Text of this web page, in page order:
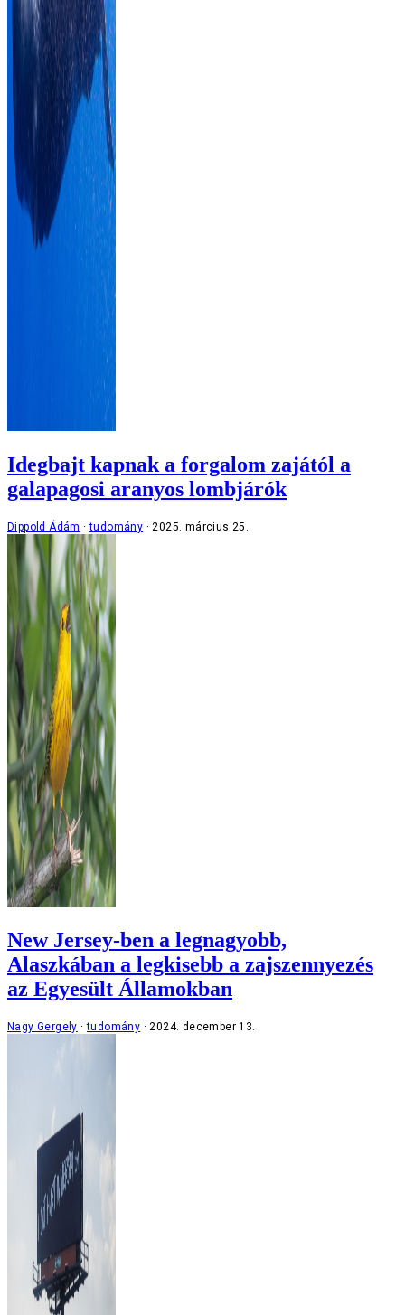
Idegbajt kapnak a forgalom zajától a
galapagosi aranyos lombjárók
Dippold Ádám tudomány 2025. március 25.
New Jersey-ben a legnagyobb,
Alaszkában a legkisebb a zajszennyezés
az Egyesült Államokban
Nagy Gergely tudomány 2024. december 13.